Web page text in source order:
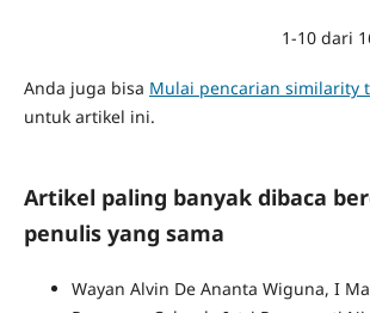
1-10 dari
Anda juga bisa Mulai pencarian similarity
untuk artikel ini.
Artikel paling banyak dibaca
penulis yang sama
Wayan Alvin De Ananta Wiguna, I